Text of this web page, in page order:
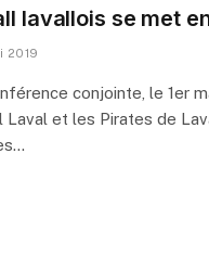
lavallois se met
2019
conjointe, le 1er
Laval et les Pirates de